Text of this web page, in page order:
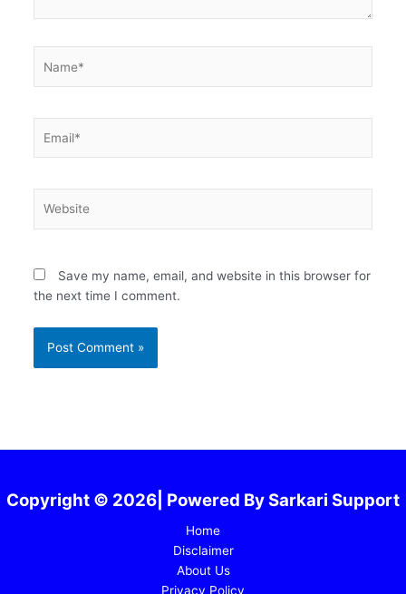
Save my name, email, and website in this browser for
the next time I comment.
Copyright © 2026| Powered By Sarkari Support
Home
Disclaimer
About Us
Privacy Policy